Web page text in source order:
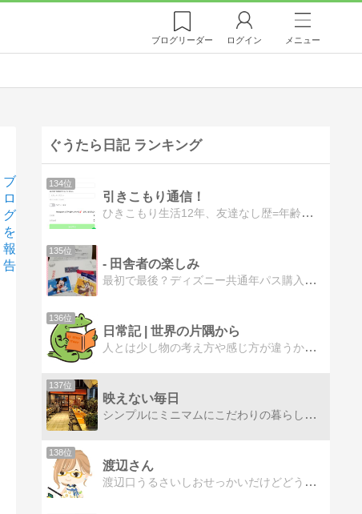
ブログリーダー ログイン メニュー
ブ
ロ
グ
を
報
告
ぐうたら日記 ランキング
134位
引きこもり通信！
ひきこもり生活12年、友達なし歴=年齢の社会不適合者のひきこもりおじさんが在宅ワークなどをしてみた体験や感想、あるいはひきこもり生活で役立つ情報を紹介するブログてす。
135位
- 田舎者の楽しみ
最初で最後？ディズニー共通年パス購入それからの日々
136位
日常記 | 世界の片隅から
人とは少し物の考え方や感じ方が違うからこそ、どこかの誰かの閃きになれたら嬉しいなと思ってブログ書いてます。日常系からお役立ち、時事ネタなんでもありの雑記ブログです。
137位
映えない毎日
シンプルにミニマムにこだわりの暮らしをしたいはず、なのに映えない。子どものお弁当と好きなものと暮らしと。
138位
渡辺さん
渡辺口うるさいしおせっかいだけどどうでもいい！って思ったら眼中なしかまってもらえるうちが華ですよ（ｺｯｿﾘ